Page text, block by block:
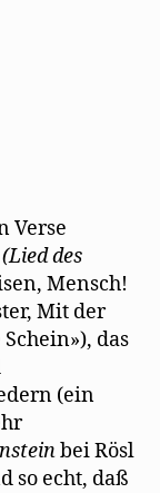
Verse
(Lied des
Mensch!
Mit der
das
(ein
bei Rösl
so echt, daß